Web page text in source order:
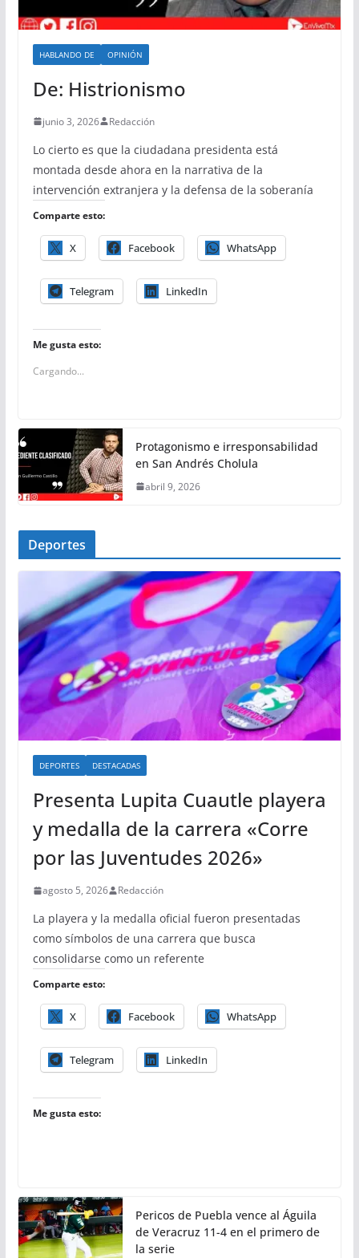
HABLANDO DE OPINIÓN
De: Histrionismo
junio 3, 2026 Redacción
Lo cierto es que la ciudadana presidenta está
montada desde ahora en la narrativa de la
intervención extranjera y la defensa de la soberanía
Comparte esto:
X Facebook WhatsApp
Telegram LinkedIn
Me gusta esto:
Cargando...
Protagonismo e irresponsabilidad
en San Andrés Cholula
abril 9, 2026
Deportes
DEPORTES DESTACADAS
Presenta Lupita Cuautle playera
y medalla de la carrera «Corre
por las Juventudes 2026»
agosto 5, 2026 Redacción
La playera y la medalla oficial fueron presentadas
como símbolos de una carrera que busca
consolidarse como un referente
Comparte esto:
X Facebook WhatsApp
Telegram LinkedIn
Me gusta esto:
Pericos de Puebla vence al Águila
de Veracruz 11-4 en el primero de
la serie